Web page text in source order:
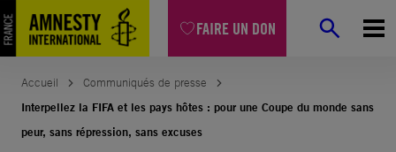
FAIRE UN DON
Aller
au
contenu
Accueil
Communiqués de presse
Interpellez la FIFA et les pays hôtes : pour une Coupe du monde sans
peur, sans répression, sans excuses